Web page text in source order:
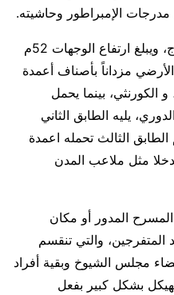
يتسع الكولوزيوم لـ 80 ألف متفرج، ويبلغ ارتفاع الوجهات 52م
مزداناً بأصناف أعمدة
و الكورنثي، بينما يحمل
يليه الطابق الثاني
الطابق الثالث تحمله اعمدة
مثل ملاعب المدن
المدور أو مكان
المتفرجين، والتي تنقسم
مجلس الشيوخ وبقية أفراد
بشكل كبير بفعل